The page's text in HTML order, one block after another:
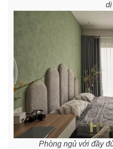
dị
Phòng ngủ với đầy